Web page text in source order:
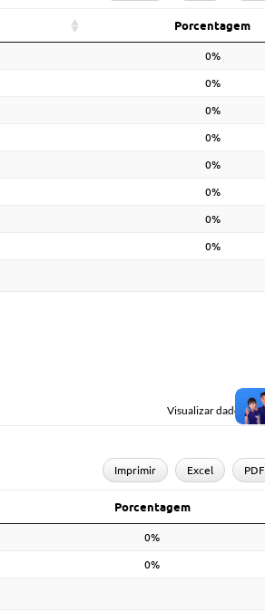
Porcentagem
0%
0%
0%
0%
0%
0%
0%
0%
Visualizar dados em:
Imprimir Excel PDF
Porcentagem
0%
0%